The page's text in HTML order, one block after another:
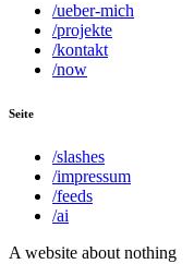
/ueber-mich
/projekte
/kontakt
/now
Seite
/slashes
/impressum
/feeds
/ai
A website about nothing